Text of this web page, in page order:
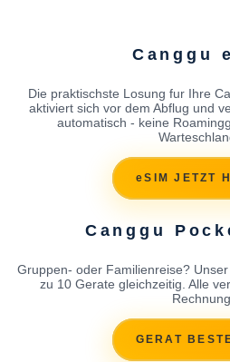
Canggu
Die praktischste Losung fur Ihre
aktiviert sich vor dem Abflug und
automatisch - keine
eSIM JETZT
Canggu
Gruppen- oder Familienreise?
zu 10 Gerate gleichzeitig. Alle
Rechnung.
GERAT